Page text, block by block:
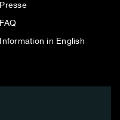
Presse
FAQ
Information in English